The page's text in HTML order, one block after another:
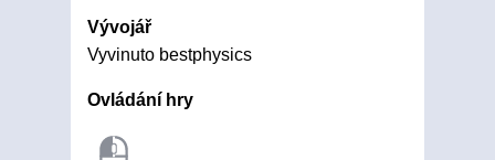
Vývojář
Vyvinuto bestphysics
Ovládání hry